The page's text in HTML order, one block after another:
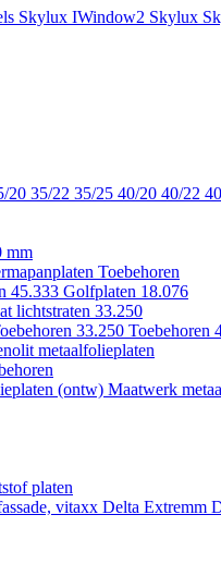
Skylux IWindow2 Skylux
20 35/22 35/25 40/20 40/22
mm
Toebehoren
45.333 Golfplaten 18.076
lichtstraten 33.250
33.250 Toebehoren
metaalfolieplaten
(ontw) Maatwerk
platen
vitaxx Delta Extremm